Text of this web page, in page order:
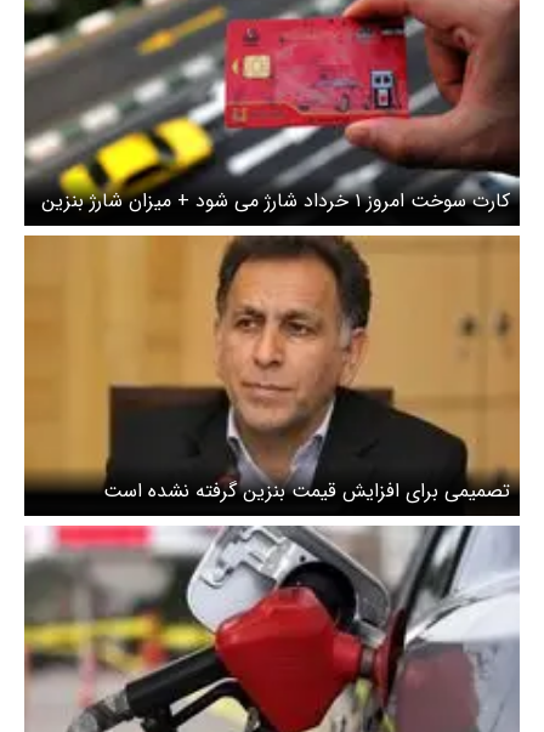
کارت سوخت امروز ۱ خرداد شارژ می شود + میزان شارژ بنزین
چقدر کاهش یافت ؟
تصمیمی برای افزایش قیمت بنزین گرفته نشده است